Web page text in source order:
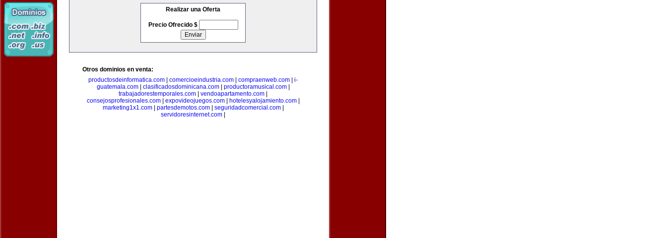
Realizar una Oferta
Precio Ofrecido $
Otros dominios en venta:
productosdeinformatica.com
comercioeindustria.com compraenweb.com
i-
guatemala.com| clasificadosdominicana.com| productoramusical.com|
trabajadorestemporales.com
vendoapartamento.com
consejosprofesionales.com| expovideojuegos.com| hotelesyalojamiento.com|
marketing1x1.com| partesdemotos.com| seguridadcomercial.com|
servidoresinternet.com